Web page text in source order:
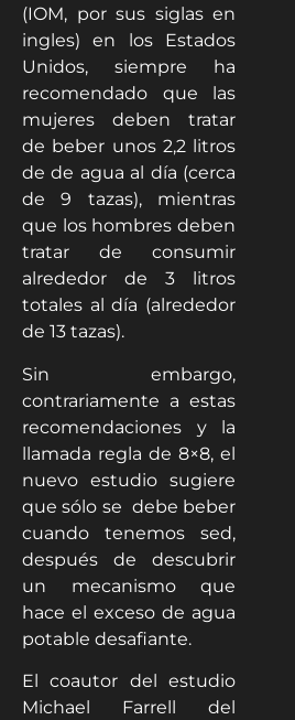
(IOM, por sus siglas en
ingles) en los Estados
Unidos, siempre ha
recomendado que las
mujeres deben tratar
de beber unos 2,2 litros
de de agua al día (cerca
de 9 tazas), mientras
que los hombres deben
tratar de consumir
alrededor de 3 litros
totales al día (alrededor
de 13 tazas).
Sin embargo,
contrariamente a estas
recomendaciones y la
llamada regla de 8×8, el
nuevo estudio sugiere
que sólo se debe beber
cuando tenemos sed,
después de descubrir
un mecanismo que
hace el exceso de agua
potable desafiante.
El coautor del estudio
Michael Farrell del